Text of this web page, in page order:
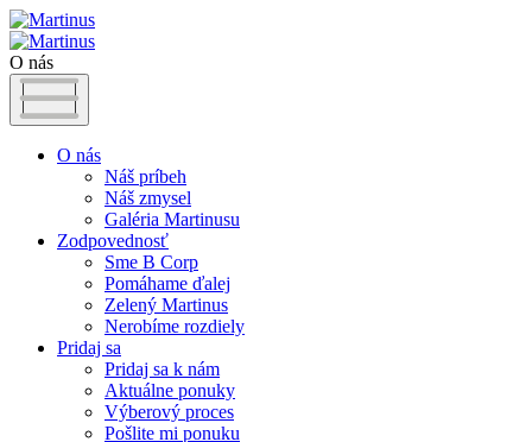
O nás
O nás
Náš príbeh
Náš zmysel
Galéria Martinusu
Zodpovednosť
Sme B Corp
Pomáhame ďalej
Zelený Martinus
Nerobíme rozdiely
Pridaj sa
Pridaj sa k nám
Aktuálne ponuky
Výberový proces
Pošlite mi ponuku